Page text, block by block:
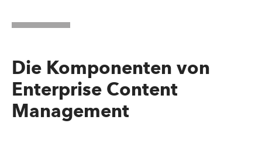
Die Komponenten von
Enterprise Content
Management